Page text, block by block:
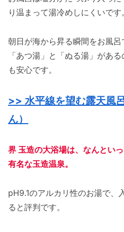
り温まって湯冷めしにくいです。
朝日が海から昇る瞬間をお風呂
「あつ湯」と「ぬる湯」があ
も安心です。
>> 水平線を望む露天風
ん）
界 玉造の大浴場は、なんとい
有名な玉造温泉。
pH9.1のアルカリ性のお湯で、
ると評判です。